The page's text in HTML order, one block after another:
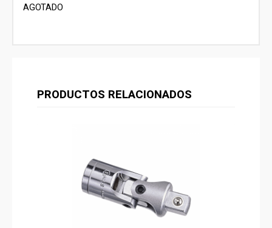
AGOTADO
PRODUCTOS RELACIONADOS